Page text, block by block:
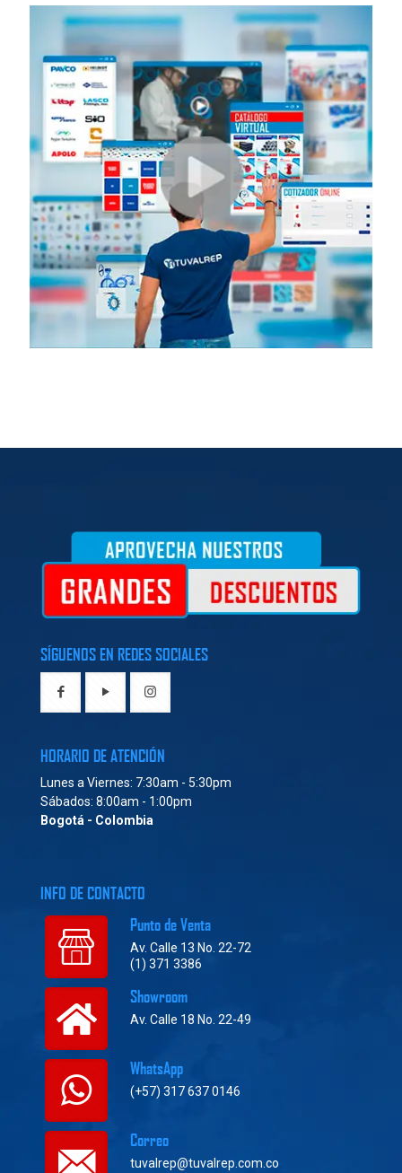
SÍGUENOS EN REDES SOCIALES
HORARIO DE ATENCIÓN
Lunes a Viernes: 7:30am - 5:30pm
Sábados: 8:00am - 1:00pm
Bogotá - Colombia
INFO DE CONTACTO
Punto de Venta
Av. Calle 13 No. 22-72
(1) 371 3386
Showroom
Av. Calle 18 No. 22-49
WhatsApp
(+57) 317 637 0146
Correo
tuvalrep@tuvalrep.com.co